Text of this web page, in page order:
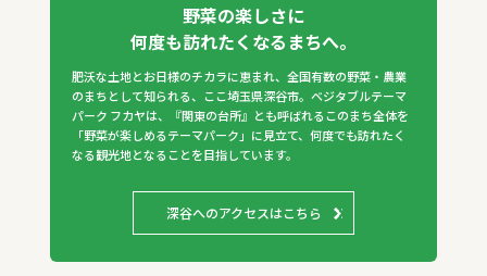
野菜の楽しさに
何度も訪れたくなるまちへ。
肥沃な土地とお日様のチカラに恵まれ、全国有数の野菜・農業
のまちとして知られる、ここ埼玉県深谷市。ベジタブルテーマ
パーク フカヤは、『関東の台所』とも呼ばれるこのまち全体を
「野菜が楽しめるテーマパーク」に見立て、何度でも訪れたく
なる観光地となることを目指しています。
深谷へのアクセスはこちら